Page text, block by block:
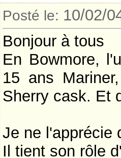
Posté le: 10/02/
Bonjour à tous
En Bowmore,
15 ans
Sherry cask. Et
Je ne l'apprécie
Il tient son rôle